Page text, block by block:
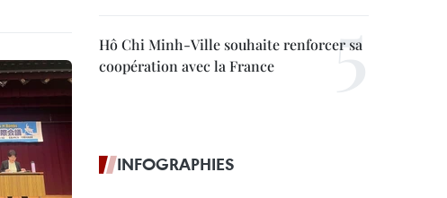
Hô Chi Minh-Ville souhaite renforcer sa
coopération avec la France
INFOGRAPHIES